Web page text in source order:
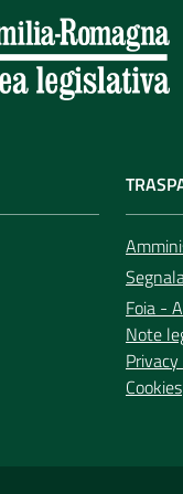
Foia -
Note
Cookies